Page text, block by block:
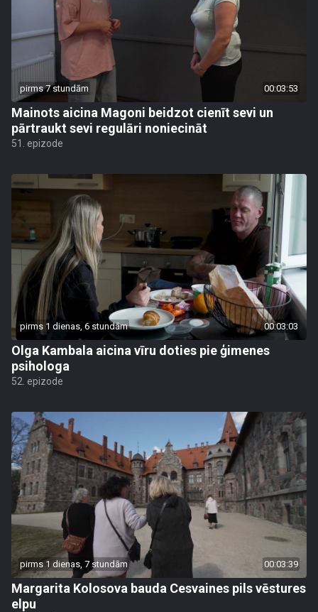
pirms 7 stundām 00:03:53
Mainots aicina Magoni beidzot cienīt sevi un
pārtraukt sevi regulāri noniecināt
51. epizode
pirms 1 dienas, 6 stundām 00:03:03
Olga Kambala aicina vīru doties pie ģimenes
psihologa
52. epizode
pirms 1 dienas, 7 stundām 00:03:39
Margarita Kolosova bauda Cesvaines pils vēstures
elpu